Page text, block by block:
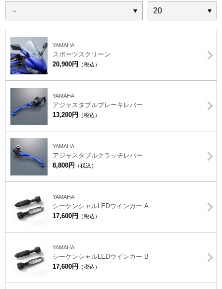
YAMAHA
スポーツスクリーン
20,900円
（税込）
YAMAHA
アジャスタブルブレーキレバー
13,200円
（税込）
YAMAHA
アジャスタブルクラッチレバー
8,800円
（税込）
YAMAHA
シーケンシャルLEDウインカー A
17,600円
（税込）
YAMAHA
シーケンシャルLEDウインカー B
17,600円
（税込）